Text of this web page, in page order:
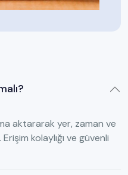
aktararak yer, zaman ve
kolaylığı ve güvenli